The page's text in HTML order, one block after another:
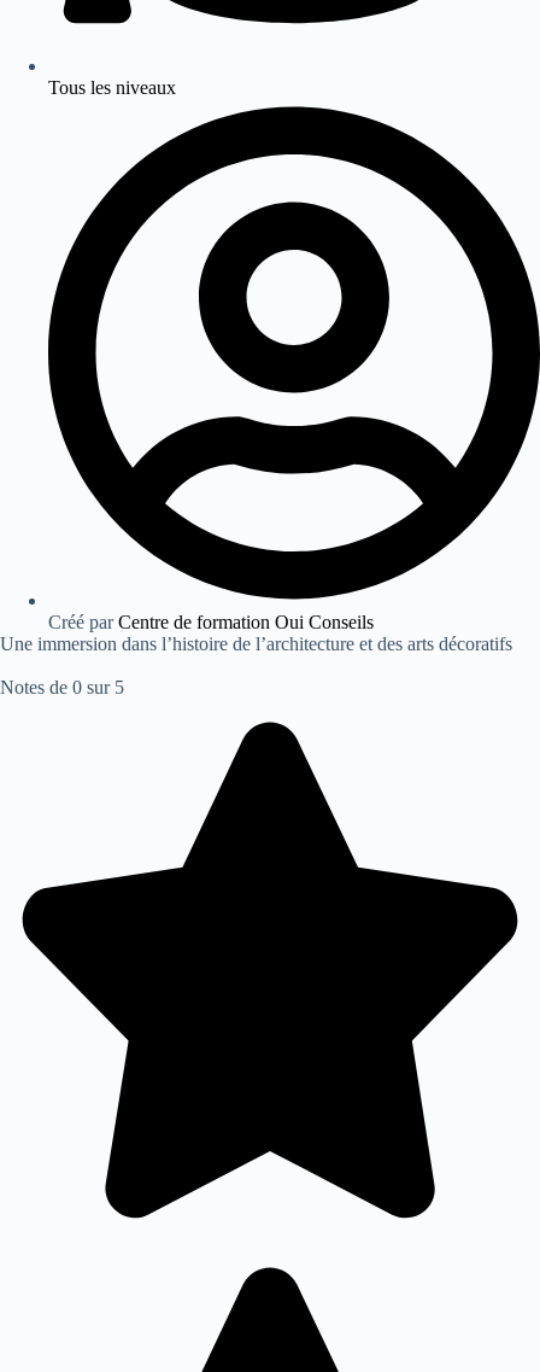
Tous les niveaux
Créé parCentre de formation Oui Conseils
Une immersion dans l’histoire de l’architecture et des arts décoratifs
Notes de 0 sur 5